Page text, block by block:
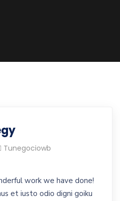
Tunegociowb
work we have done!
et iusto odio digni goiku